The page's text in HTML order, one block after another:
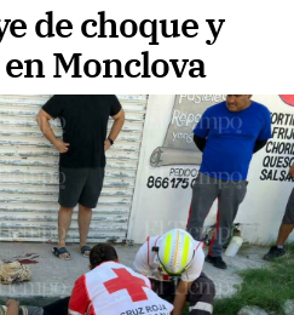
de choque y
Monclova